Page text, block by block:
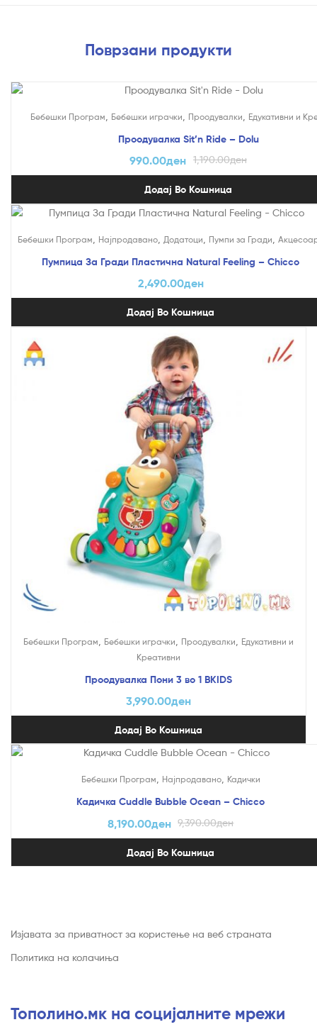
Поврзани продукти
Бебешки Програм Бебешки играчки Проодувалки Едукативни и
Проодувалка Sit’n Ride – Dolu
1,190.00ден
990.00ден
Додај Во Кошница
Бебешки Програм Најпродавано, Додатоци Пумпи за Гради
Пумпица За Гради Пластична Natural Feeling – Chicco
2,490.00ден
Додај Во Кошница
Бебешки Програм Бебешки играчки Проодувалки
Едукативни и
Креативни
Проодувалка Пони 3 во 1 BKIDS
3,990.00ден
Додај Во Кошница
Бебешки Програм, Најпродавано, Кадички
Кадичка Cuddle Bubble Ocean – Chicco
9,390.00ден
8,190.00ден
Додај Во Кошница
Изјавата за приватност за користење на веб страната
Политика на колачиња
Тополино.мк на социјалните мрежи